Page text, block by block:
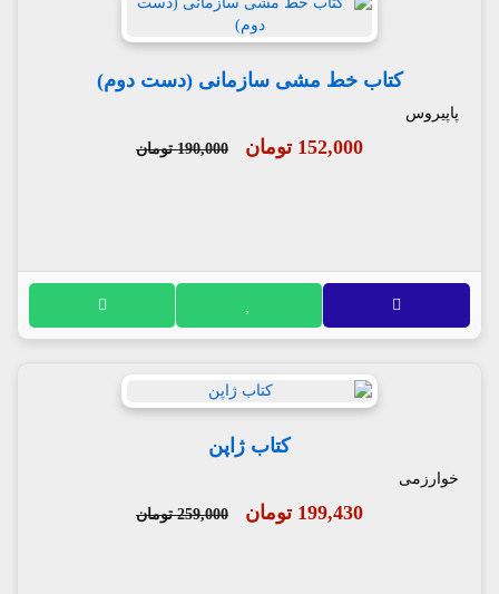
کتاب خط مشی سازمانی (دست دوم)
پاپیروس
152,000 تومان 190,000 تومان
کتاب ژاپن
خوارزمی
199,430 تومان 259,000 تومان